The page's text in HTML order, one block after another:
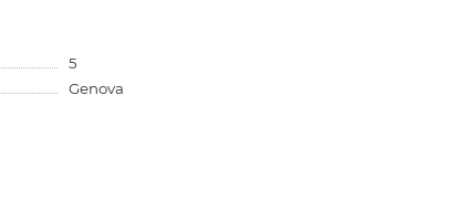
5
Genova